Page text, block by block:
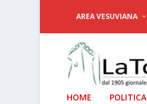
AREA VESUVIANA
HOME POLITICA